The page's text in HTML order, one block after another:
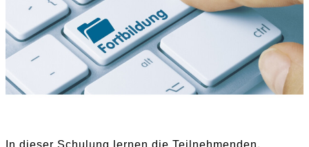
In dieser Schulung lernen die Teilnehmenden,